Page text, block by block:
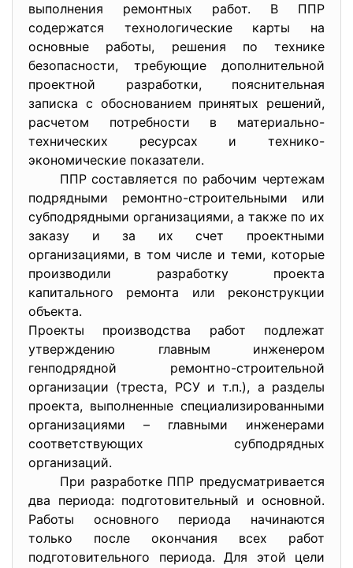
выполнения ремонтных работ. В ППР
содержатся технологические карты на
основные работы, решения по технике
безопасности, требующие дополнительной
проектной разработки, пояснительная
записка с обоснованием принятых решений,
расчетом потребности в материально-
технических ресурсах и технико-
экономические показатели.
ППР составляется по рабочим чертежам
подрядными ремонтно-строительными или
субподрядными организациями, а также по их
заказу и за их счет проектными
организациями, в том числе и теми, которые
производили разработку проекта
капитального ремонта или реконструкции
объекта.
Проекты производства работ подлежат
утверждению главным инженером
генподрядной ремонтно-строительной
организации (треста, РСУ и т.п.), а разделы
проекта, выполненные специализированными
организациями – главными инженерами
соответствующих субподрядных
организаций.
При разработке ППР предусматривается
два периода: подготовительный и основной.
Работы основного периода начинаются
только после окончания всех работ
подготовительного периода. Для этой цели